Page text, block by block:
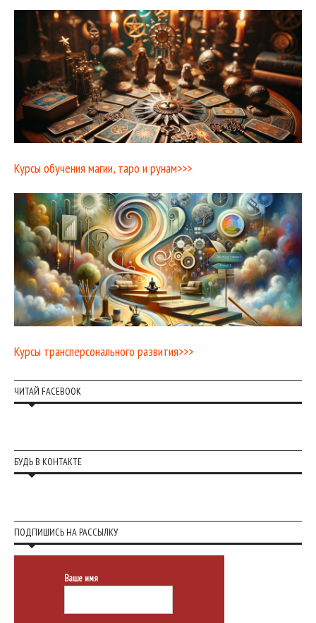
Курсы обучения магии, таро и рунам>>>
Курсы трансперсонального развития>>>
ЧИТАЙ FACEBOOK
БУДЬ В КОНТАКТЕ
ПОДПИШИСЬ НА РАССЫЛКУ
Ваше имя